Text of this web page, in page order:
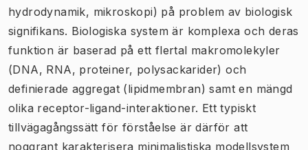
hydrodynamik, mikroskopi) på problem av biologisk
signifikans. Biologiska system är komplexa och deras
funktion är baserad på ett flertal makromolekyler
(DNA, RNA, proteiner, polysackarider) och
definierade aggregat (lipidmembran) samt en mängd
olika receptor-ligand-interaktioner. Ett typiskt
tillvägagångssätt för förståelse är därför att
noggrant karakterisera minimalistiska modellsystem